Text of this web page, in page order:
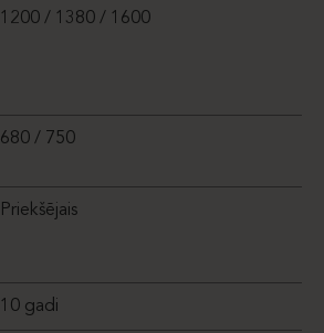
1200 / 1380 / 1600
680 / 750
Priekšējais
10 gadi